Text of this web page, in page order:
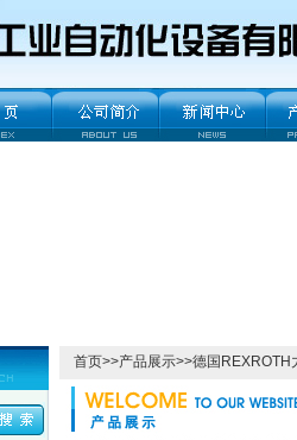
首页>>产品展示>>德国REXROTH